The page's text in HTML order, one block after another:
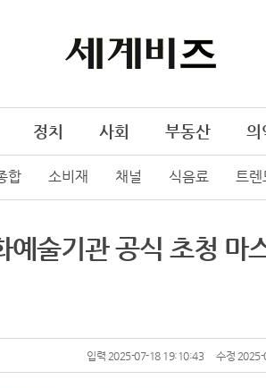
합 소비재 채널 식음료 트렌
정치 사회 부동산 의
술기관 공식 초청 마
입력 2025-07-18 19:10:43 수정